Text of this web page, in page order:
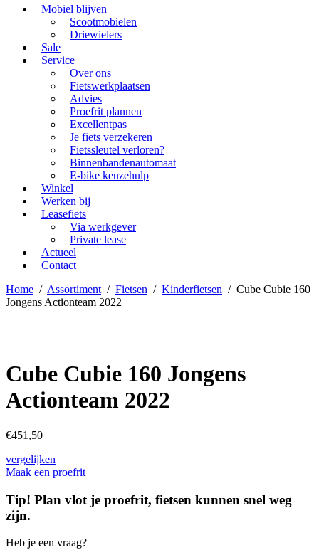
Mobiel blijven
Scootmobielen
Driewielers
Sale
Service
Over ons
Fietswerkplaatsen
Advies
Proefrit plannen
Excellentpas
Je fiets verzekeren
Fietssleutel verloren?
Binnenbandenautomaat
E-bike keuzehulp
Winkel
Werken bij
Leasefiets
Via werkgever
Private lease
Actueel
Contact
Home / Assortiment / Fietsen / Kinderfietsen / Cube Cubie 160
Jongens Actionteam 2022
Cube Cubie 160 Jongens
Actionteam 2022
€451,50
vergelijken
Maak een proefrit
Tip! Plan vlot je proefrit, fietsen kunnen snel weg
zijn.
Heb je een vraag?